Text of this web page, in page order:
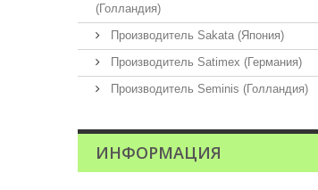
(Голландия)
Производитель Sakata (Япония)
Производитель Satimex (Германия)
Производитель Seminis (Голландия)
ИНФОРМАЦИЯ